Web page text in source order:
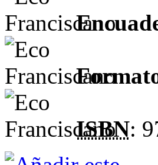
ISBN: